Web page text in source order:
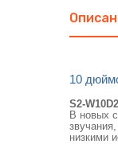
10
S2-W10D2
В новых
низкими